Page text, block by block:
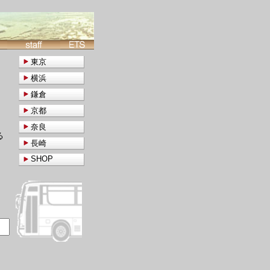
東京
横浜
鎌倉
京都
奈良
長崎
SHOP